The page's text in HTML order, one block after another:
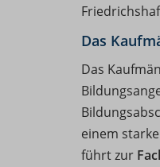
Das
Das
einem
führt zur